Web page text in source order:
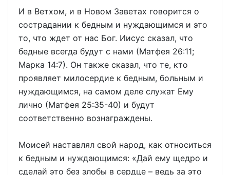
И в Ветхом, и в Новом Заветах говорится о
сострадании к бедным и нуждающимся и это
то, что ждет от нас Бог. Иисус сказал, что
бедные всегда будут с нами (Матфея 26:11;
Марка 14:7). Он также сказал, что те, кто
проявляет милосердие к бедным, больным и
нуждающимся, на самом деле служат Ему
лично (Матфея 25:35-40) и будут
соответственно вознаграждены.
Моисей наставлял свой народ, как относиться
к бедным и нуждающимся: «Дай ему щедро и
сделай это без злобы в сердце – ведь за это